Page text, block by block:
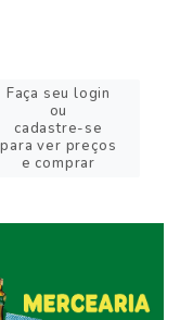
Faça seu login
ou
cadastre-se
para ver preços
e comprar